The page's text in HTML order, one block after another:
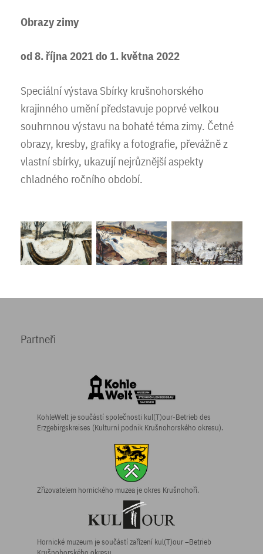
Obrazy zimy
od 8. října 2021 do 1. května 2022
Speciální výstava Sbírky krušnohorského
krajinného umění představuje poprvé velkou
souhrnnou výstavu na bohaté téma zimy. Četné
obrazy, kresby, grafiky a fotografie, převážně z
vlastní sbírky, ukazují nejrůznější aspekty
chladného ročního období.
Partneři
KohleWelt je součástí společnosti kul(T)our-Betrieb des
Erzgebirgskreises (Kulturní podnik Krušnohorského okresu).
Zřizovatelem hornického muzea je okres Krušnohoří.
Hornické muzeum je součástí zařízení kul(T)our –Betrieb